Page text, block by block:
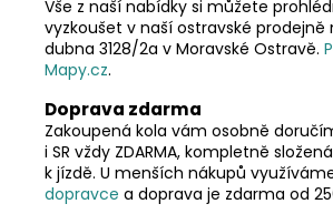
Vše z naší nabídky si můžete
vyzkoušet v naší ostravské prodejně
dubna 3128/2a v Moravské Ostravě.
Mapy.cz.
Doprava zdarma
Zakoupená kola vám osobně
i SR vždy ZDARMA, kompletně
k jízdě. U menších nákupů
dopravce a doprava je zdarma od